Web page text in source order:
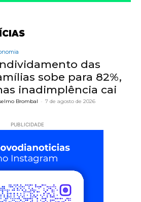
das
sobe para 82%,
inadimplência cai
Brombal - 7 de agosto de 2026
PUBLICIDADE